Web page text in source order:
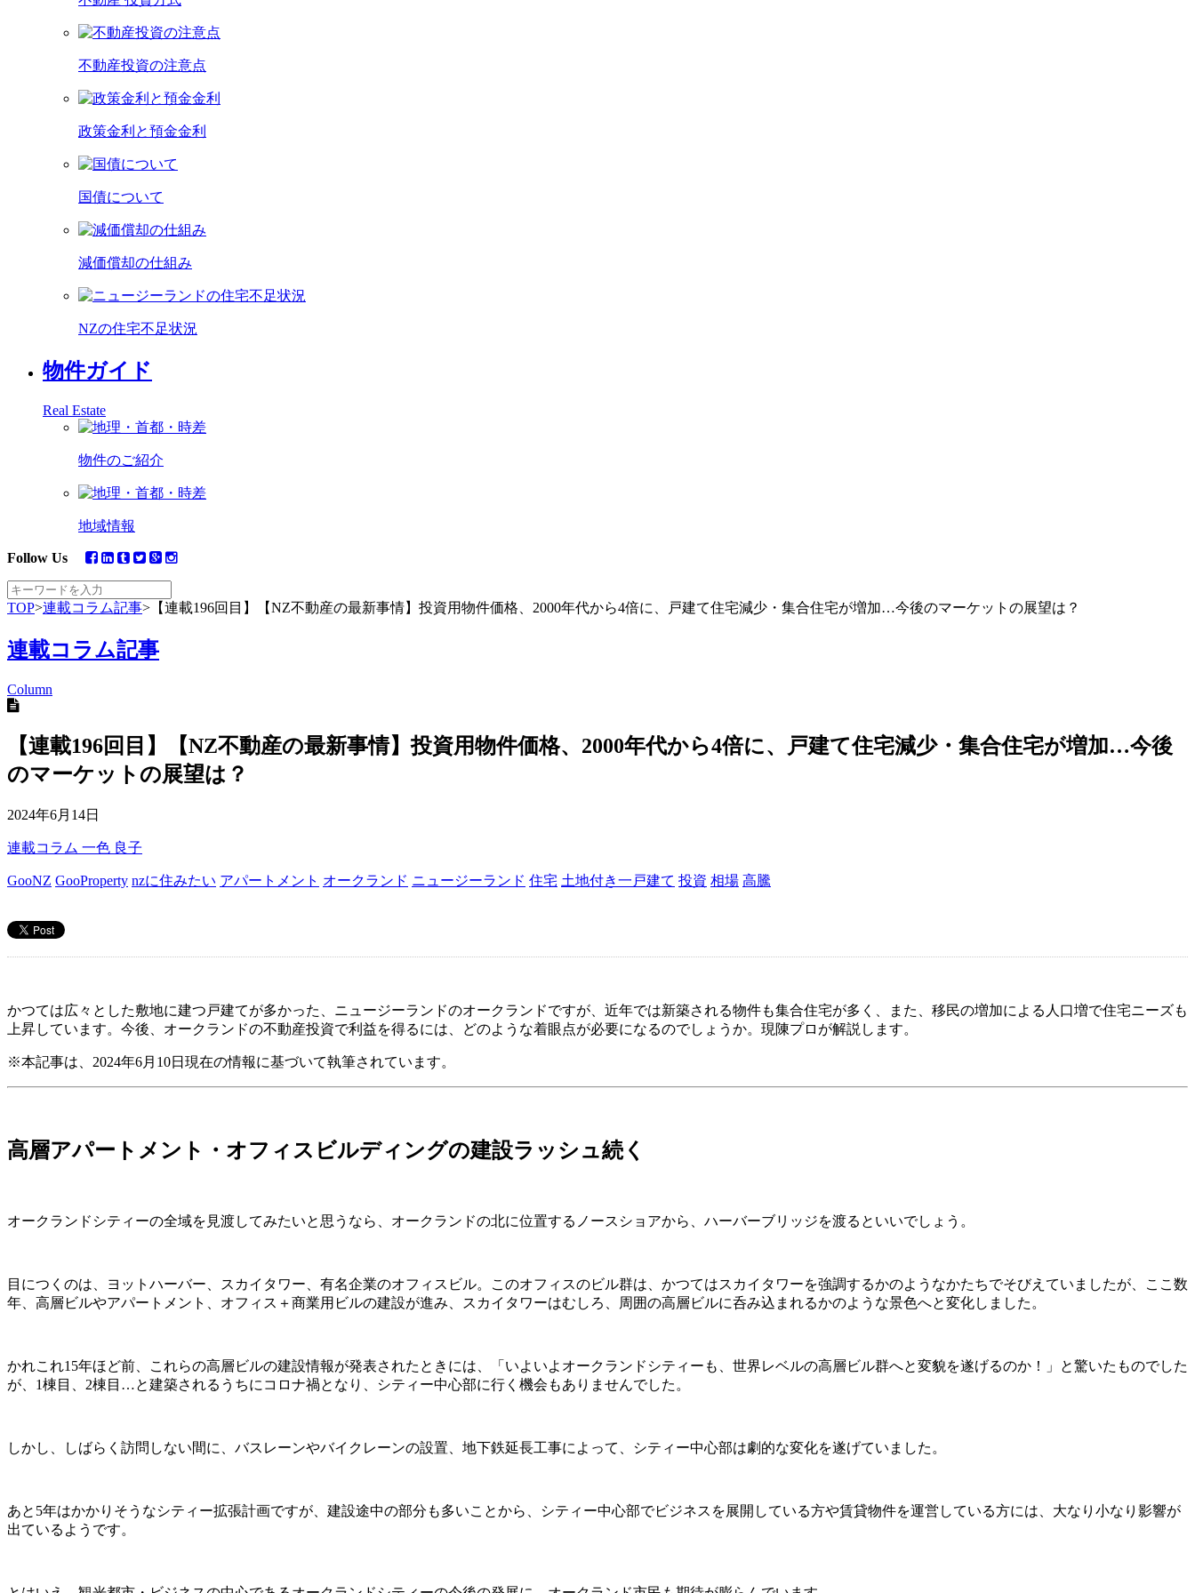
不動産投資の注意点
政策金利と預金金利
国債について
減価償却の仕組み
NZの住宅不足状況
物件ガイド
Real Estate
物件のご紹介
地域情報
Follow Us
TOP>連載コラム記事> 【連載196回目】【NZ不動産の最新事情】投資用物件価格、2000年代から4倍に、戸建て住宅減少・集合住宅が増加…今後のマーケットの展望は？
連載コラム記事
Column
【連載196回目】【NZ不動産の最新事情】投資用物件価格、2000年代から4倍に、戸建て住宅減少・集合住宅が増加…今後
のマーケットの展望は？
2024年6月14日
連載コラム 一色 良子
GooNZ GooProperty nzに住みたい アパートメント オークランド ニュージーランド 住宅 土地付き一戸建て 投資 相場 高騰
かつては広々とした敷地に建つ戸建てが多かった、ニュージーランドのオークランドですが、近年では新築される物件も集合住宅が多く、また、移民の増加による人口増で住宅ニーズも
上昇しています。今後、オークランドの不動産投資で利益を得るには、どのような着眼点が必要になるのでしょうか。現陳プロが解説します。
※本記事は、2024年6月10日現在の情報に基づいて執筆されています。
高層アパートメント・オフィスビルディングの建設ラッシュ続く
オークランドシティーの全域を見渡してみたいと思うなら、オークランドの北に位置するノースショアから、ハーバーブリッジを渡るといいでしょう。
目につくのは、ヨットハーバー、スカイタワー、有名企業のオフィスビル。このオフィスのビル群は、かつてはスカイタワーを強調するかのようなかたちでそびえていましたが、ここ数
年、高層ビルやアパートメント、オフィス＋商業用ビルの建設が進み、スカイタワーはむしろ、周囲の高層ビルに呑み込まれるかのような景色へと変化しました。
かれこれ15年ほど前、これらの高層ビルの建設情報が発表されたときには、「いよいよオークランドシティーも、世界レベルの高層ビル群へと変貌を遂げるのか！」と驚いたものでした
が、1棟目、2棟目…と建築されるうちにコロナ禍となり、シティー中心部に行く機会もありませんでした。
しかし、しばらく訪問しない間に、バスレーンやバイクレーンの設置、地下鉄延長工事によって、シティー中心部は劇的な変化を遂げていました。
あと5年はかかりそうなシティー拡張計画ですが、建設途中の部分も多いことから、シティー中心部でビジネスを展開している方や賃貸物件を運営している方には、大なり小なり影響が
出ているようです。